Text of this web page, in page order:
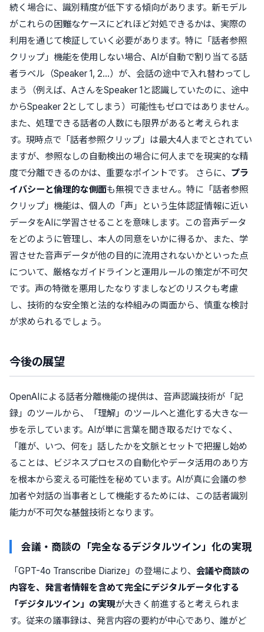
続く場合に、識別精度が低下する傾向があります。新モデル
がこれらの困難なケースにどれほど対処できるかは、実際の
利用を通じて検証していく必要があります。特に「話者参照
クリップ」機能を使用しない場合、AIが自動で割り当てる話
者ラベル（Speaker 1, 2…）が、会話の途中で入れ替わってし
まう（例えば、AさんをSpeaker 1と認識していたのに、途中
からSpeaker 2としてしまう）可能性もゼロではありません。
また、処理できる話者の人数にも限界があると考えられま
す。現時点で「話者参照クリップ」は最大4人までとされてい
ますが、参照なしの自動検出の場合に何人までを現実的な精
度で分離できるのかは、重要なポイントです。 さらに、 プラ
イバシーと倫理的な側面も無視できません。特に「話者参照
クリップ」機能は、個人の「声」という生体認証情報に近い
データをAIに学習させることを意味します。この音声データ
をどのように管理し、本人の同意をいかに得るか、また、学
習させた音声データが他の目的に流用されないかといった点
について、厳格なガイドラインと運用ルールの策定が不可欠
です。声の特徴を悪用したなりすましなどのリスクも考慮
し、技術的な安全策と法的な枠組みの両面から、慎重な検討
が求められるでしょう。
今後の展望
OpenAIによる話者分離機能の提供は、音声認識技術が「記
録」のツールから、「理解」のツールへと進化する大きな一
歩を示しています。AIが単に言葉を聞き取るだけでなく、
「誰が、いつ、何を」話したかを文脈とセットで把握し始め
ることは、ビジネスプロセスの自動化やデータ活用のあり方
を根本から変える可能性を秘めています。AIが真に会議の参
加者や対話の当事者として機能するためには、この話者識別
能力が不可欠な基盤技術となります。
会議・商談の「完全なるデジタルツイン」化の実現
「GPT-4o Transcribe Diarize」の登場により、 会議や商談の
内容を、発言者情報を含めて完全にデジタルデータ化する
「デジタルツイン」の実現が大きく前進すると考えられま
す。従来の議事録は、発言内容の要約が中心であり、誰がど